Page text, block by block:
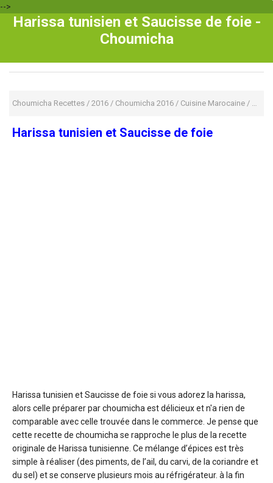
-->
Harissa tunisien et Saucisse de foie -
Choumicha
Choumicha Recettes / 2016 / Choumicha 2016 / Cuisine Marocaine /
Harissa tunisien et Saucisse de foie
Harissa tunisien et Saucisse de foie si vous adorez la harissa,
alors celle préparer par choumicha est délicieux et n'a rien de
comparable avec celle trouvée dans le commerce. Je pense que
cette recette de choumicha se rapproche le plus de la recette
originale de Harissa tunisienne. Ce mélange d’épices est très
simple à réaliser (des piments, de l’ail, du carvi, de la coriandre et
du sel) et se conserve plusieurs mois au réfrigérateur. à la fin